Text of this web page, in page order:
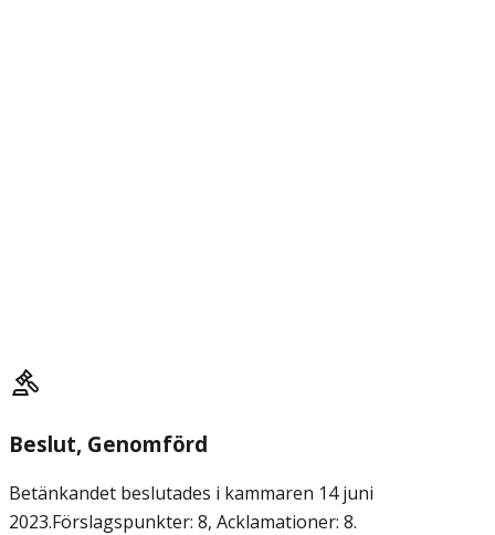
Beslut, Genomförd
Betänkandet beslutades i kammaren 14 juni
2023.Förslagspunkter: 8, Acklamationer: 8.